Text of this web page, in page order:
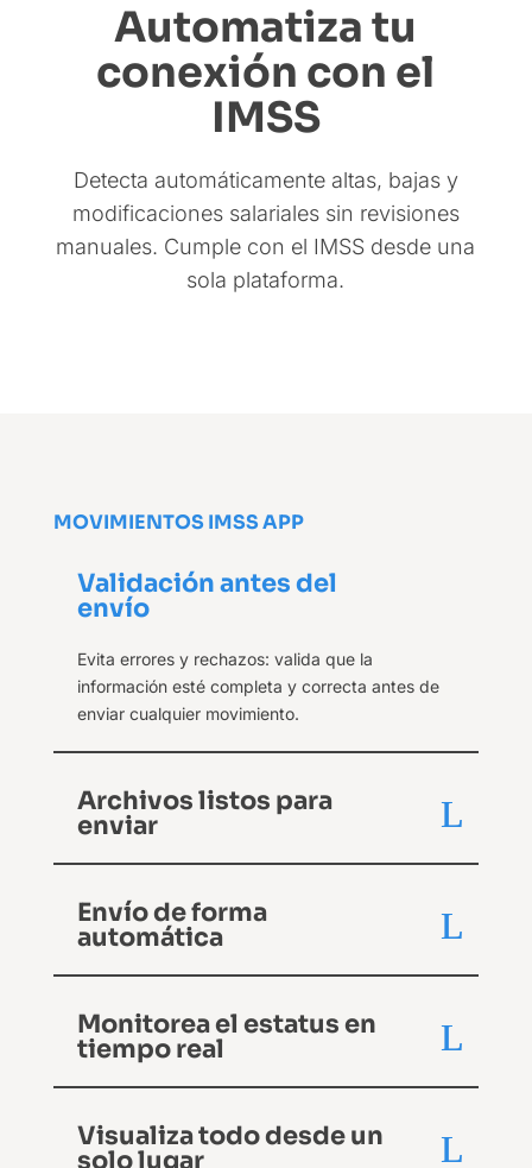
Automatiza tu
conexión con el
IMSS
Detecta automáticamente altas, bajas y
modificaciones salariales sin revisiones
manuales. Cumple con el IMSS desde una
sola plataforma.
MOVIMIENTOS IMSS APP
Validación antes del
envío
Evita errores y rechazos: valida que la
información esté completa y correcta antes de
enviar cualquier movimiento.
Archivos listos para
enviar
Envío de forma
automática
Monitorea el estatus en
tiempo real
Visualiza todo desde un
solo lugar